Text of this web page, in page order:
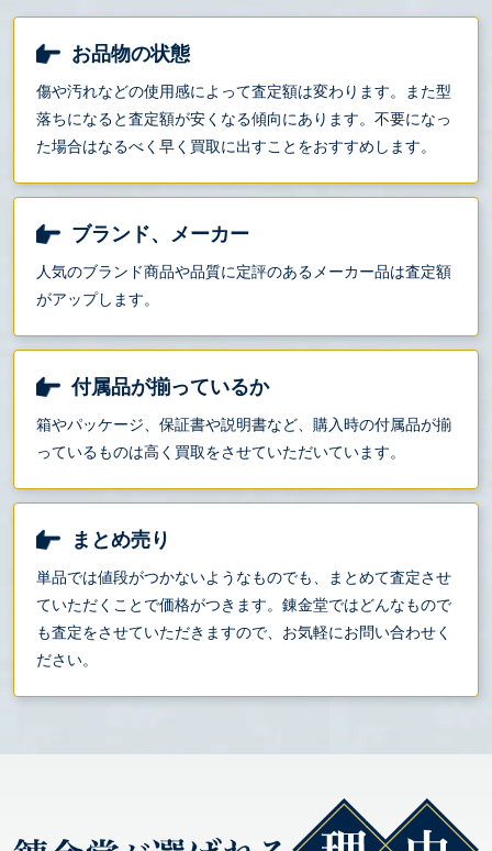
お品物の状態
傷や汚れなどの使用感によって査定額は変わります。また型
落ちになると査定額が安くなる傾向にあります。不要になっ
た場合はなるべく早く買取に出すことをおすすめします。
ブランド、メーカー
人気のブランド商品や品質に定評のあるメーカー品は査定額
がアップします。
付属品が揃っているか
箱やパッケージ、保証書や説明書など、購入時の付属品が揃
っているものは高く買取をさせていただいています。
まとめ売り
単品では値段がつかないようなものでも、まとめて査定させ
ていただくことで価格がつきます。錬金堂ではどんなもので
も査定をさせていただきますので、お気軽にお問い合わせく
ださい。